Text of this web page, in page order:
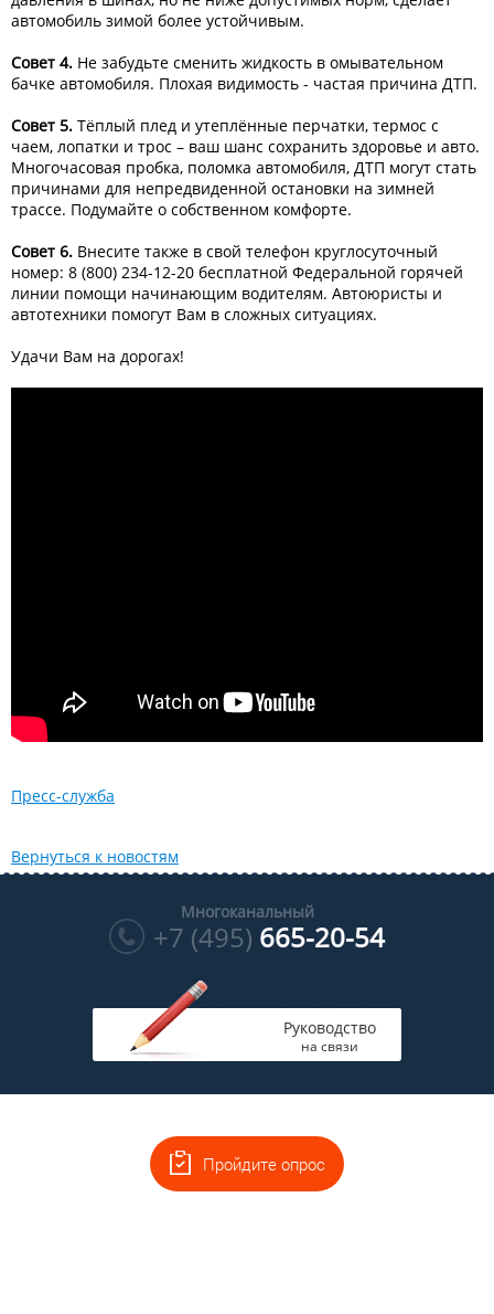
автомобиль зимой более устойчивым.
Совет 4. Не забудьте сменить жидкость в омывательном
бачке автомобиля. Плохая видимость - частая причина ДТП.
Совет 5. Тёплый плед и утеплённые перчатки, термос с
чаем, лопатки и трос – ваш шанс сохранить здоровье и авто.
Многочасовая пробка, поломка автомобиля, ДТП могут стать
причинами для непредвиденной остановки на зимней
трассе. Подумайте о собственном комфорте.
Совет 6. Внесите также в свой телефон круглосуточный
номер: 8 (800) 234-12-20 бесплатной Федеральной горячей
линии помощи начинающим водителям. Автоюристы и
автотехники помогут Вам в сложных ситуациях.
Удачи Вам на дорогах!
Пресс-служба
Вернуться к новостям
Многоканальный
+7 (495) 665-20-54
Руководство
на связи
Пройдите опрос